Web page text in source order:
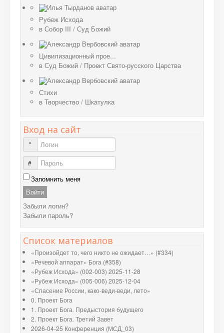
Рубеж Исхода
в Собор III / Суд Божий
Цивилизационный прое...
в Суд Божий / Проект Свято-русского Царства
Стихи
в Творчество / Шкатулка
Вход на сайт
Логин
Пароль
Запомнить меня
Войти
Забыли логин?
Забыли пароль?
Список материалов
«Произойдет то, чего никто не ожидает…» (#334)
«Речевой аппарат» Бога (#358)
«Рубеж Исхода» (002-003) 2025-11-28
«Рубеж Исхода» (005-006) 2025-12-04
«Спасение России, како-веди-веди, лето»
0. Проект Бога
1. Проект Бога. Предыстория будущего
2. Проект Бога. Третий Завет
2026-04-25 Конференция (МСД_03)